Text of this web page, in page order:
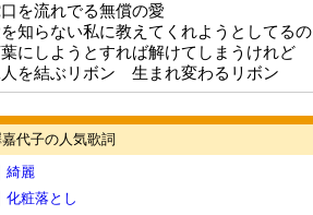
を流れでる無償の愛
知らない私に教えてくれようとしてるの
にしようとすれば解けてしまうけれど
人を結ぶリボン 生まれ変わるリボン
代子の人気歌詞
綺麗
化粧落とし